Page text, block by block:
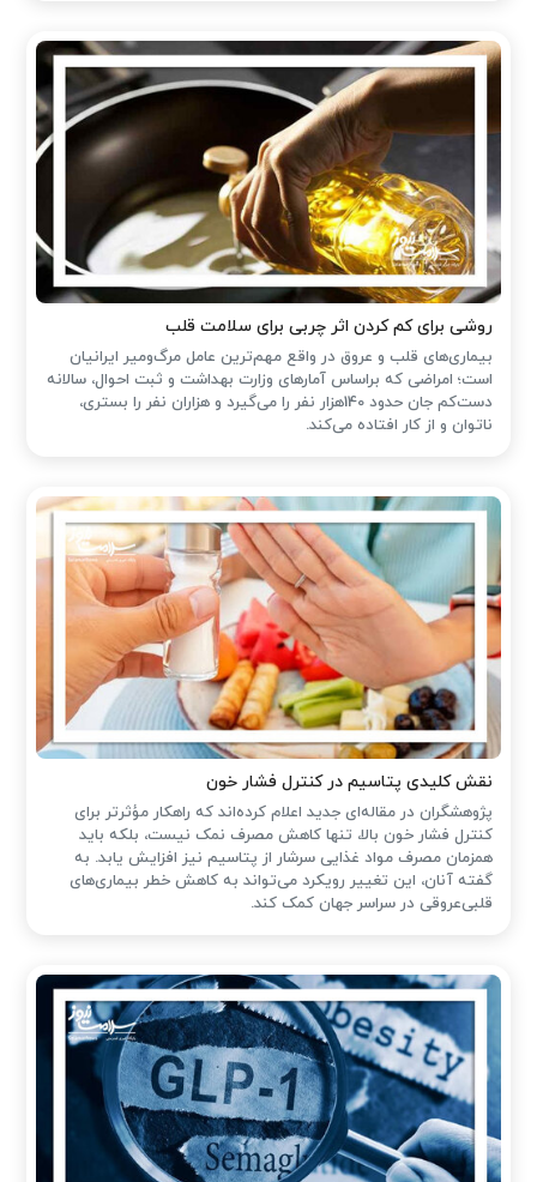
روشی برای کم کردن اثر چربی برای سلامت قلب
بیماری‌های قلب و عروق در واقع مهم‌ترین عامل مرگ‌ومیر ایرانیان
است؛ امراضی که براساس آمارهای وزارت بهداشت و ثبت احوال، سالانه
دست‌کم جان حدود 140هزار نفر را می‌گیرد و هزاران نفر را بستری،
ناتوان و از کار افتاده می‌کند.
نقش کلیدی پتاسیم در کنترل فشار خون
پژوهشگران در مقاله‌ای جدید اعلام کرده‌اند که راهکار مؤثرتر برای
کنترل فشار خون بالا، تنها کاهش مصرف نمک نیست، بلکه باید
همزمان مصرف مواد غذایی سرشار از پتاسیم نیز افزایش یابد. به
گفته آنان، این تغییر رویکرد می‌تواند به کاهش خطر بیماری‌های
قلبی‌عروقی در سراسر جهان کمک کند.